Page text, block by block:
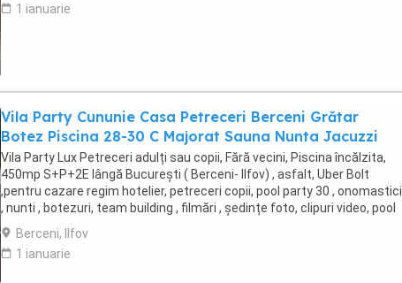
1 ianuarie
Vila Party Cununie Casa Petreceri Berceni Grătar
Botez Piscina 28-30 C Majorat Sauna Nunta Jacuzzi
Vila Party Lux Petreceri adulți sau copii, Fără vecini, Piscina încălzita,
450mp S+P+2E lângă București ( Berceni- Ilfov) , asfalt, Uber Bolt
,pentru cazare regim hotelier, petreceri copii, pool party 30 , onomastici
, nunti , botezuri, team building , filmări , ședințe foto, clipuri video, pool
party, ...
Berceni, Ilfov
1 ianuarie